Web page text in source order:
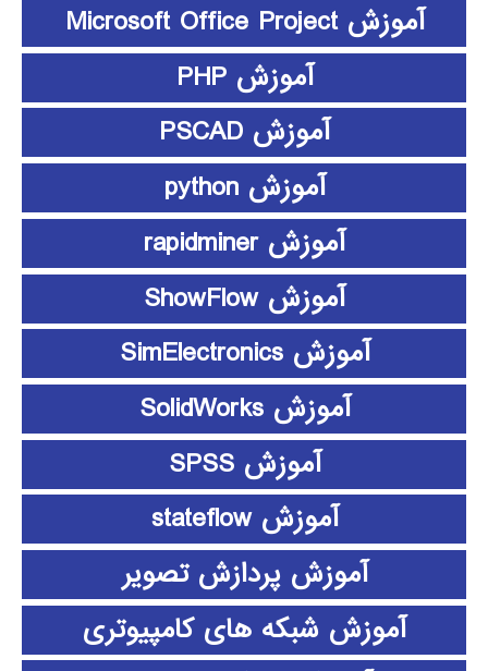
آموزش Microsoft Office Project
آموزش PHP
آموزش PSCAD
آموزش python
آموزش rapidminer
آموزش ShowFlow
آموزش SimElectronics
آموزش SolidWorks
آموزش SPSS
آموزش stateflow
آموزش پردازش تصویر
آموزش شبکه های کامپیوتری